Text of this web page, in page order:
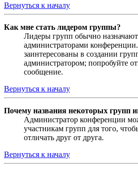
Вернуться к началу
Как мне стать лидером группы?
Лидеры групп обычно
администраторами
заинтересованы в создании
администратором; попробуйте
сообщение.
Вернуться к началу
Почему названия некоторых групп
Администратор конференции
участникам групп для того,
отличать друг от друга.
Вернуться к началу